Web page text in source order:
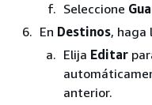
Seleccione
En Destinos, haga
Elija Editar
anterior.